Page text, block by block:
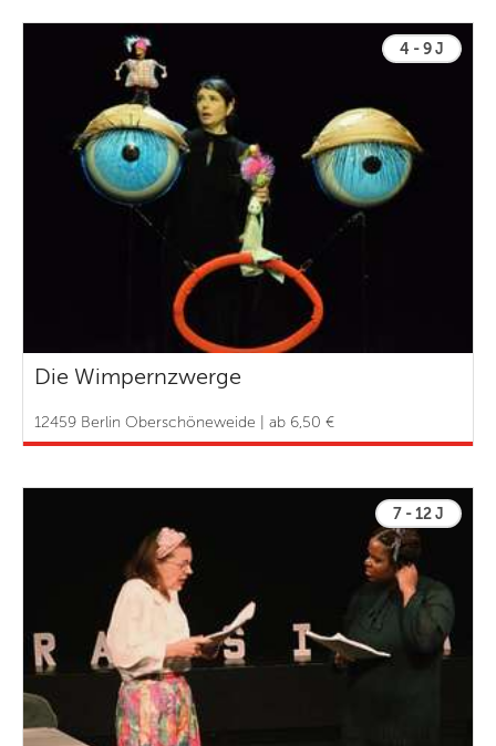
4 - 9 J
Die Wimpernzwerge
12459 Berlin Oberschöneweide | ab 6,50 €
7 - 12 J